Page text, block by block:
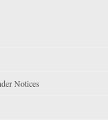
Notices